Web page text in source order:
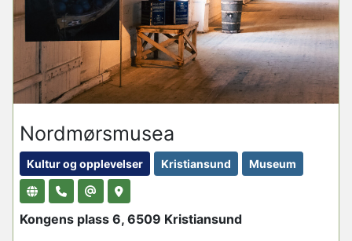
Nordmørsmusea
Kultur og opplevelser Kristiansund Museum
Kongens plass 6, 6509 Kristiansund